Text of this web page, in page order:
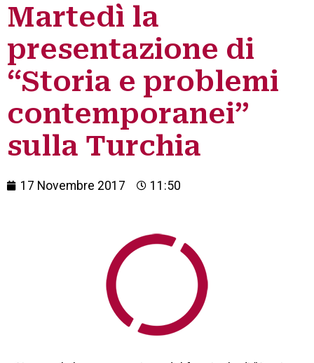
Martedì la
presentazione di
“Storia e problemi
contemporanei”
sulla Turchia
17 Novembre 2017 11:50